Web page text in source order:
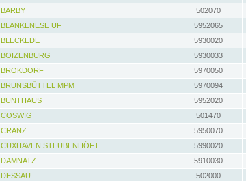
BARBY
502070
BLANKENESE UF
5952065
BLECKEDE
5930020
BOIZENBURG
5930033
BROKDORF
5970050
BRUNSBÜTTEL MPM
5970094
BUNTHAUS
5952020
COSWIG
501470
CRANZ
5950070
CUXHAVEN STEUBENHÖFT
5990020
DAMNATZ
5910030
DESSAU
502000